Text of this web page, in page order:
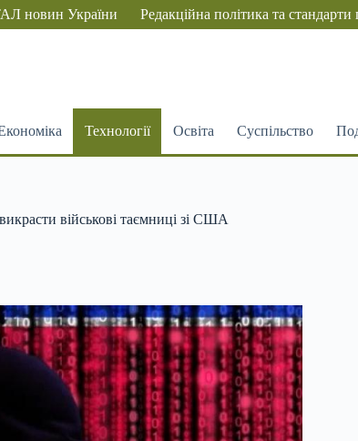
новин України Редакційна політика та стандарти
Технології Освіта Суспільство
військові таємниці зі США